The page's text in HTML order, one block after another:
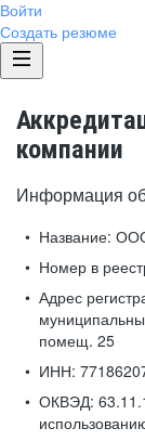
Войти
Создать резюме
компании
Информация
Название:
Номер в
Адрес
помещ. 25
ИНН:
ОКВЭД: